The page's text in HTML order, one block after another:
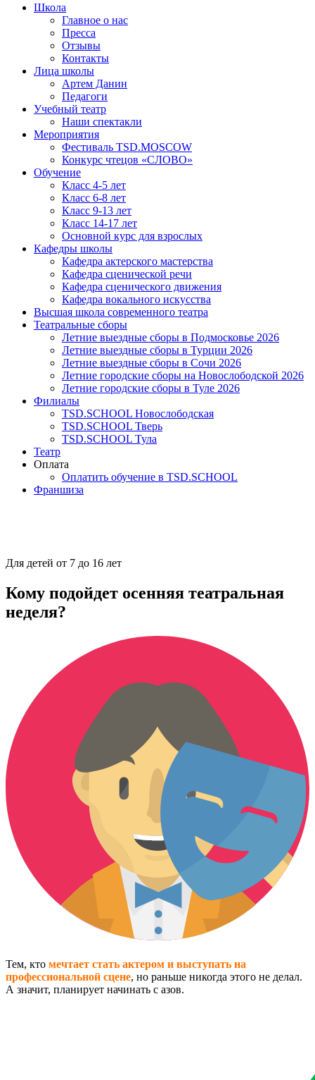
Школа
Главное о нас
Пресса
Отзывы
Контакты
Лица школы
Артем Данин
Педагоги
Учебный театр
Наши спектакли
Мероприятия
Фестиваль TSD.MOSCOW
Конкурс чтецов «СЛОВО»
Обучение
Класс 4-5 лет
Класс 6-8 лет
Класс 9-13 лет
Класс 14-17 лет
Основной курс для взрослых
Кафедры школы
Кафедра актерского мастерства
Кафедра сценической речи
Кафедра сценического движения
Кафедра вокального искусства
Высшая школа современного театра
Театральные сборы
Летние выездные сборы в Подмосковье 2026
Летние выездные сборы в Турции 2026
Летние выездные сборы в Сочи 2026
Летние городские сборы на Новослободской 2026
Летние городские сборы в Туле 2026
Филиалы
TSD.SCHOOL Новослободская
TSD.SCHOOL Тверь
TSD.SCHOOL Тула
Театр
Оплата
Оплатить обучение в TSD.SCHOOL
Франшиза
Для детей от 7 до 16 лет
Кому подойдет осенняя театральная
неделя?
Тем, кто мечтает стать актером и выступать на
профессиональной сцене, но раньше никогда этого не делал.
А значит, планирует начинать с азов.